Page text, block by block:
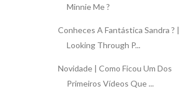
Minnie Me ?
Conheces A Fantástica Sandra ? |
Looking Through P...
Novidade | Como Ficou Um Dos
Primeiros Vídeos Que ...